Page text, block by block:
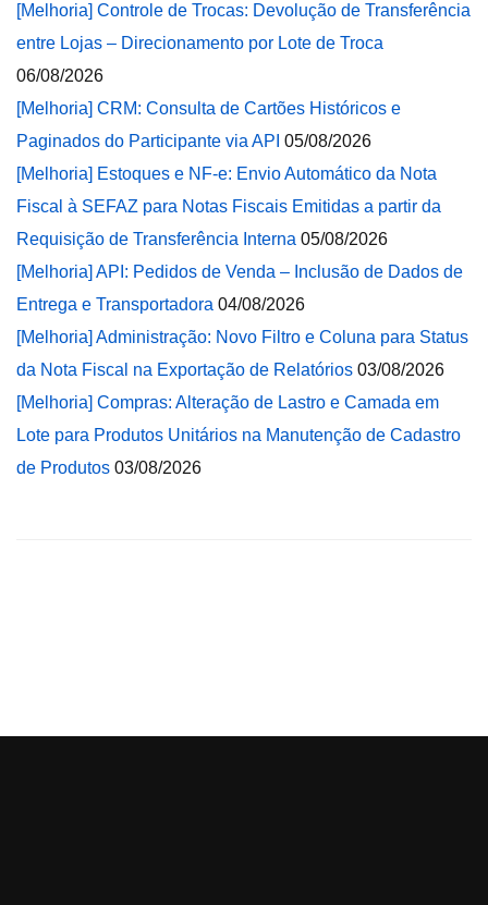
[Melhoria] Controle de Trocas: Devolução de Transferência
entre Lojas – Direcionamento por Lote de Troca
06/08/2026
[Melhoria] CRM: Consulta de Cartões Históricos e
Paginados do Participante via API 05/08/2026
[Melhoria] Estoques e NF-e: Envio Automático da Nota
Fiscal à SEFAZ para Notas Fiscais Emitidas a partir da
Requisição de Transferência Interna 05/08/2026
[Melhoria] API: Pedidos de Venda – Inclusão de Dados de
Entrega e Transportadora 04/08/2026
[Melhoria] Administração: Novo Filtro e Coluna para Status
da Nota Fiscal na Exportação de Relatórios 03/08/2026
[Melhoria] Compras: Alteração de Lastro e Camada em
Lote para Produtos Unitários na Manutenção de Cadastro
de Produtos 03/08/2026